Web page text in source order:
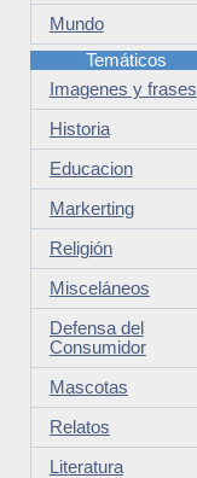
Mundo
Temáticos
Imagenes y frases
Historia
Educacion
Markerting
Religión
Misceláneos
Defensa del
Consumidor
Mascotas
Relatos
Literatura